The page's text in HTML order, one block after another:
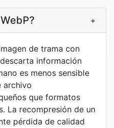
+
de trama con
información
es menos sensible
archivo
que formatos
La recompresión de un
pérdida de calidad